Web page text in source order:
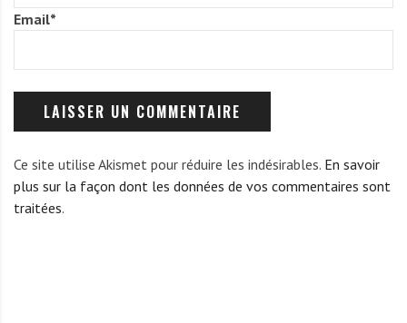
Email*
Ce site utilise Akismet pour réduire les indésirables. En savoir
plus sur la façon dont les données de vos commentaires sont
traitées.